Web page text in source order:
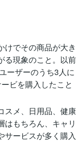
けでその商品が大き
る現象のこと。以前
ーザーのうち3人に
ビを購入したこと
スメ、日用品、健康
はもちろん、キャリ
サービスが多く購入